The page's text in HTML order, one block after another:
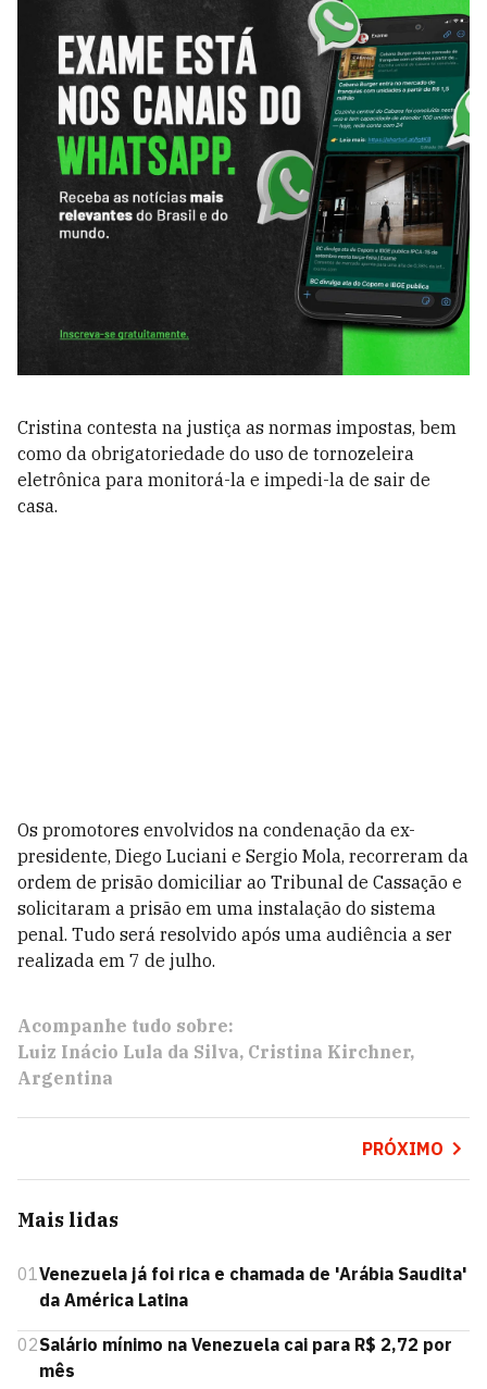
Cristina contesta na justiça as normas impostas, bem
como da obrigatoriedade do uso de tornozeleira
eletrônica para monitorá-la e impedi-la de sair de
casa.
Os promotores envolvidos na condenação da ex-
presidente, Diego Luciani e Sergio Mola, recorreram da
ordem de prisão domiciliar ao Tribunal de Cassação e
solicitaram a prisão em uma instalação do sistema
penal. Tudo será resolvido após uma audiência a ser
realizada em 7 de julho.
Acompanhe tudo sobre:
Luiz Inácio Lula da Silva Cristina Kirchner
Argentina
PRÓXIMO
Mais lidas
01 Venezuela já foi rica e chamada de 'Arábia Saudita'
da América Latina
02Salário mínimo na Venezuela cai para R$ 2,72 por
mês